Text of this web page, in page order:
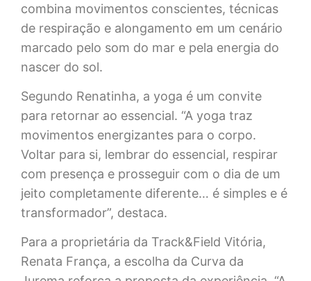
combina movimentos conscientes, técnicas
de respiração e alongamento em um cenário
marcado pelo som do mar e pela energia do
nascer do sol.
Segundo Renatinha, a yoga é um convite
para retornar ao essencial. “A yoga traz
movimentos energizantes para o corpo.
Voltar para si, lembrar do essencial, respirar
com presença e prosseguir com o dia de um
jeito completamente diferente… é simples e é
transformador”, destaca.
Para a proprietária da Track&Field Vitória,
Renata França, a escolha da Curva da